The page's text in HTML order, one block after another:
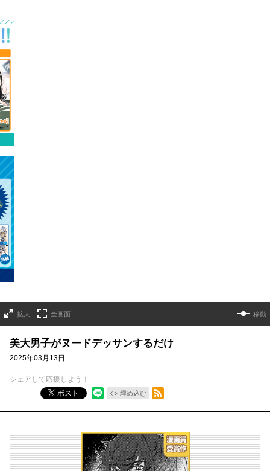
拡大 全画面 移動
美大男子がヌードデッサンするだけ
2025年03月13日
シェアして応援しよう！
ポスト
埋め込む
RSSフィード